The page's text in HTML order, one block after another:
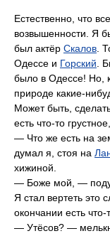
Естественно, что
возвышенности. Я
был актёр Скалов .
Одессе и Горский .
было в Одессе! Но,
природе какие-
Может быть,
есть что-то
— Что же есть на
думал я, стоя на
хижиной.
— Боже мой, —
Я стал вертеть это
окончании есть
— Утёсов? —